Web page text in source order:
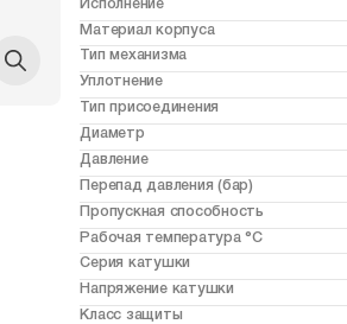
Исполнение
Материал корпуса
Тип механизма
Уплотнение
Тип присоединения
Диаметр
Давление
Перепад давления (бар)
Пропускная способность
Рабочая температура °С
Серия катушки
Напряжение катушки
Класс защиты